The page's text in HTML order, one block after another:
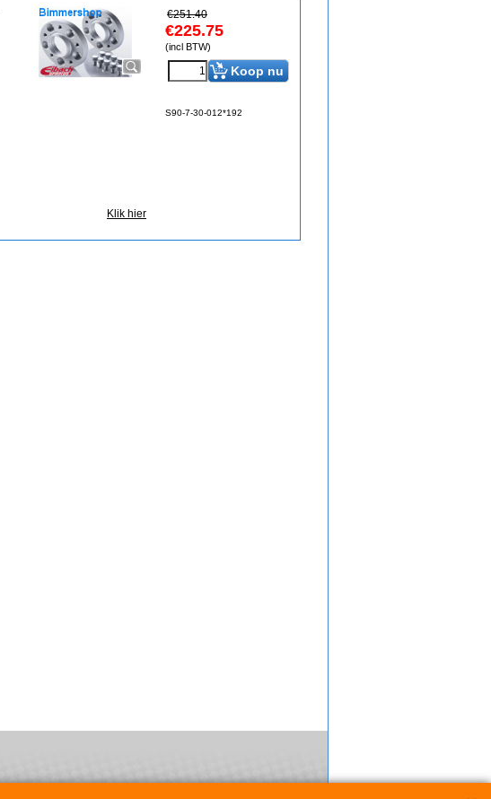
€251.40
€225.75
(incl BTW)
Koop nu
S90-7-30-012*192
Klik hier